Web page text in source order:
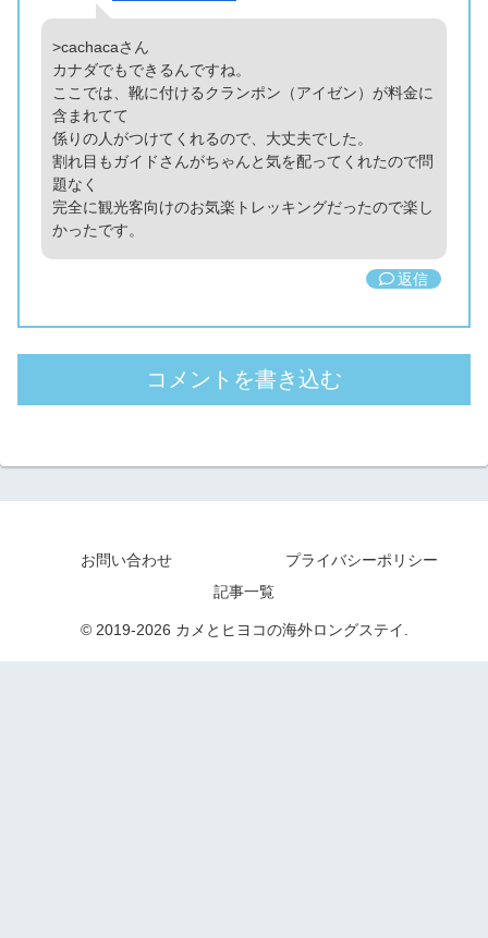
>cachacaさん
カナダでもできるんですね。
ここでは、靴に付けるクランポン（アイゼン）が料金に
含まれてて
係りの人がつけてくれるので、大丈夫でした。
割れ目もガイドさんがちゃんと気を配ってくれたので問
題なく
完全に観光客向けのお気楽トレッキングだったので楽し
かったです。
返信
コメントを書き込む
お問い合わせ
プライバシーポリシー
記事一覧
© 2019-2026 カメとヒヨコの海外ロングステイ.